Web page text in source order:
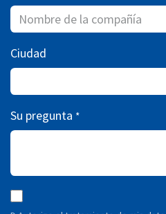
Ciudad
Su pregunta *